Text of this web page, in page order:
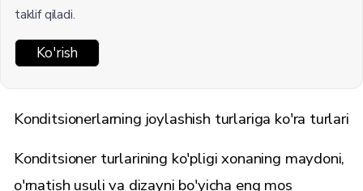
taklif qiladi.
Ko'rish
Konditsionerlarning joylashish turlariga ko'ra turlari
Konditsioner turlarining ko'pligi xonaning maydoni,
o'rnatish usuli va dizayni bo'yicha eng mos